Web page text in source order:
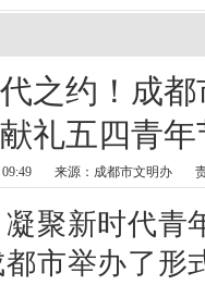
之约！成
礼五四青年
来源：成都市文明办
新时代青
市举办了形